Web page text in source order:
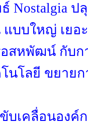
Nostalgia ป
บบใหญ่ เยอ
สหพัฒน์ กับก
นโลยี ขยาย
บเคลื่อนอง